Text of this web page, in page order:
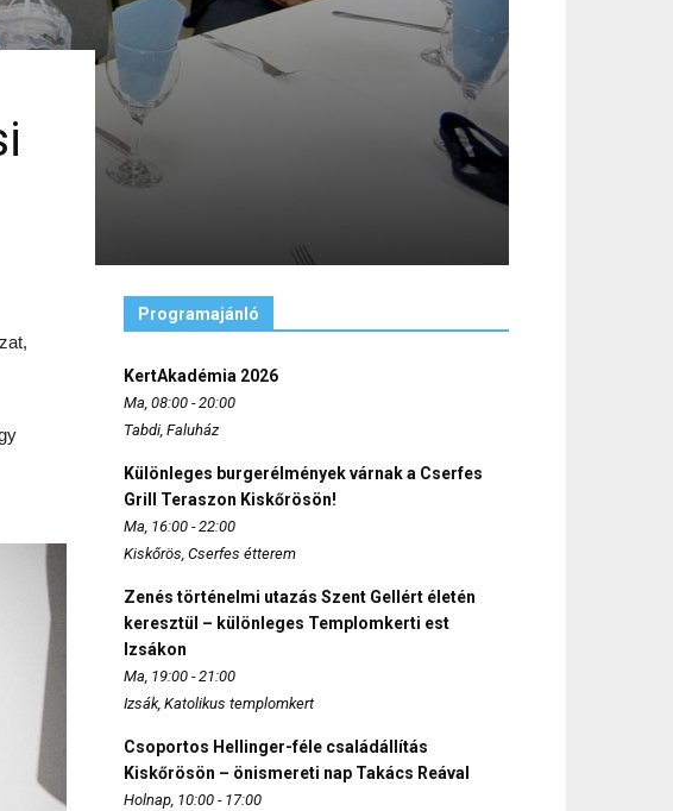
Programajánló
KertAkadémia 2026
Ma, 08:00 - 20:00
Tabdi, Faluház
Különleges burgerélmények várnak a Cserfes
Grill Teraszon Kiskőrösön!
Ma, 16:00 - 22:00
Kiskőrös, Cserfes étterem
Zenés történelmi utazás Szent Gellért életén
keresztül – különleges Templomkerti est
Izsákon
Ma, 19:00 - 21:00
Izsák, Katolikus templomkert
Csoportos Hellinger-féle családállítás
Kiskőrösön – önismereti nap Takács Reával
Holnap, 10:00 - 17:00